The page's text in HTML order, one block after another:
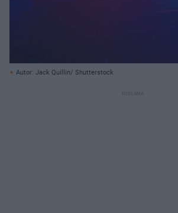
Autor: Jack Quillin/ Shutterstock